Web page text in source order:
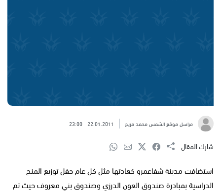
مراسل موقع الشمس محمد مريح 22.01.2011
23:00
شارك المقال
استضافت مدينة شفاعمرو كعادتها مثل كل عام حفل توزيع المنح
الدراسية بمبادرة صندوق العون الدرزي وصندوق بني معروف حيث تم